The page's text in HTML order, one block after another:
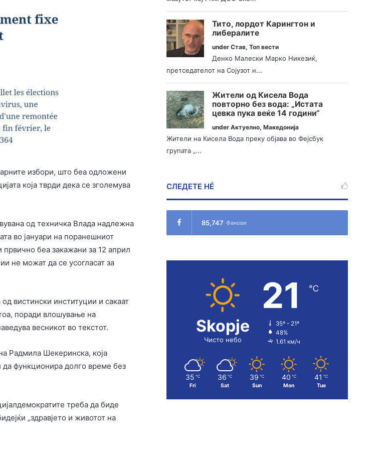
избори, што беа одложени
која тврди дека се зголемува
од техничка Влада надлежна
во јануари на поранешниот
беа закажани за 12 април
не можат да се усогласат за
вистински институции и сакаат
поради влошување на
весникот во текстот.
Радмила Шекеринска, која
функционира долго време без
треба да биде
„здравјето и животот на
Тито, лордот Карингтон и
либералите
underСтав,Топ вести
Денко Малески Марко Никезиќ,
претседателот на Сојузот н...
Жители од Кисела Вода
повторно без вода: „Истата
цевка пука веќе 14 години“
underАктуелно,Македонија
Жители на Кисела Вода преку објава во Фејсбук
групата „...
СЛЕДЕТЕ НÉ
85,747 Фанови
Skopje
Чисто небо
21 ℃
35º - 21º
48%
1.61 км/ч
35 ℃
Fri
36 ℃
Sat
39 ℃
Sun
40 ℃
Mon
41 ℃
Tue